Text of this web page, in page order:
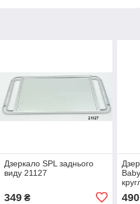
Дзеркало SPL заднього
виду 21127
349₴ 490